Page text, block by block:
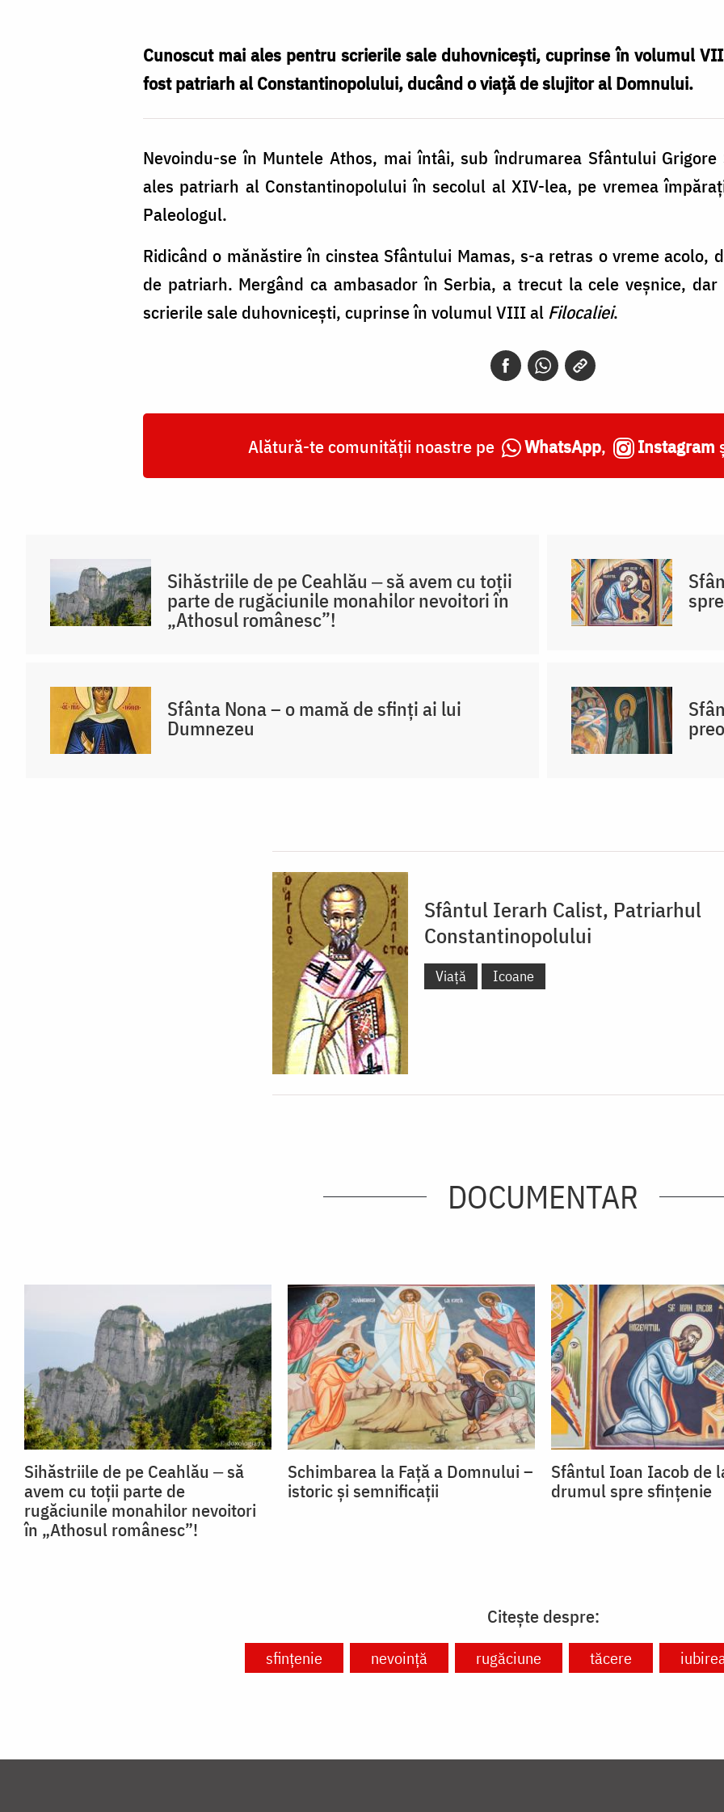
ConstantinopoluluiCunoscut mai ales pentru scrierile sale duhovnicești, cuprinse în volumul
fost patriarh al Constantinopolului, ducând o viață de slujitor al Domnului.
Nevoindu-se în Muntele Athos, mai întâi, sub îndrumarea Sfântului
ales patriarh al Constantinopolului în secolul al XIV-lea, pe vremea
Paleologul.
Ridicând o mănăstire în cinstea Sfântului Mamas, s-a retras o vreme acolo,
de patriarh. Mergând ca ambasador în Serbia, a trecut la cele veșnice,
scrierile sale duhovnicești, cuprinse în volumul VIII al Filocaliei.
Alătură-te comunității noastre pe WhatsApp, Instagram
Sihăstriile de pe Ceahlău ‒ să avem cu toții
parte de rugăciunile monahilor nevoitori în
„Athosul românesc”!
Sfânta Nona – o mamă de sfinți ai lui
Dumnezeu
Sfântul Ierarh Calist, Patriarhul
Constantinopolului
Viață Icoane
DOCUMENTAR
Sihăstriile de pe Ceahlău ‒ să
avem cu toții parte de
rugăciunile monahilor nevoitori
în „Athosul românesc”!
Schimbarea la Față a Domnului –
istoric și semnificații
Sfântul Ioan Iacob de
drumul spre sfințenie
Citește despre:
sfințenie nevoință rugăciune tăcere